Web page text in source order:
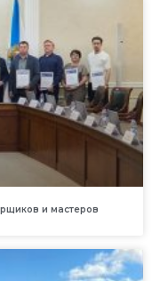
и мастеров